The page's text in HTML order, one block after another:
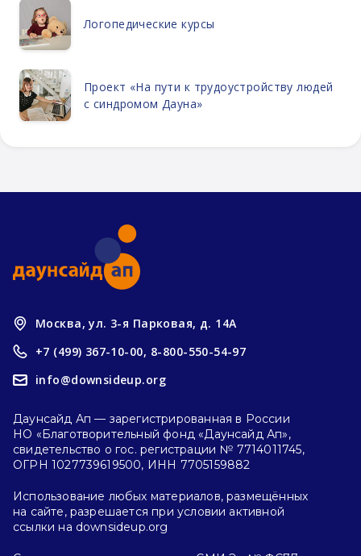
Логопедические курсы
Проект «На пути к трудоустройству людей
с синдромом Дауна»
Москва, ул. 3-я Парковая, д. 14А
+7 (499) 367-10-00, 8-800-550-54-97
info@downsideup.org
Даунсайд Ап — зарегистрированная в России
НО «Благотворительный фонд «Даунсайд Ап»,
свидетельство о гос. регистрации № 7714011745,
ОГРН 1027739619500, ИНН 7705159882
Использование любых материалов, размещённых
на сайте, разрешается при условии активной
ссылки на downsideup.org